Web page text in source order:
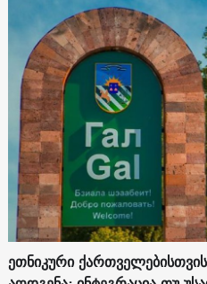
ეთნიკური